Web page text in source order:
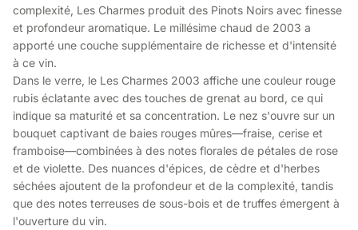
complexité, Les Charmes produit des Pinots Noirs avec finesse
et profondeur aromatique. Le millésime chaud de 2003 a
apporté une couche supplémentaire de richesse et d'intensité
à ce vin.
Dans le verre, le Les Charmes 2003 affiche une couleur rouge
rubis éclatante avec des touches de grenat au bord, ce qui
indique sa maturité et sa concentration. Le nez s'ouvre sur un
bouquet captivant de baies rouges mûres—fraise, cerise et
framboise—combinées à des notes florales de pétales de rose
et de violette. Des nuances d'épices, de cèdre et d'herbes
séchées ajoutent de la profondeur et de la complexité, tandis
que des notes terreuses de sous-bois et de truffes émergent à
l'ouverture du vin.